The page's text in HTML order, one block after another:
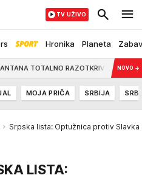
Hronika Planeta
TV UŽIVO
TOTALNO RAZOTKRIVEN! Otkriveno
NOVO →
MOJA PRIČA SRBIJA
Srpska lista: Optužnica protiv
LISTA: